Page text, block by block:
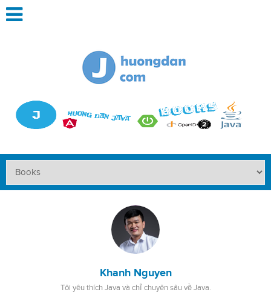
Khanh Nguyen
Tôi yêu thích Java và chỉ chuyên sâu về Java.